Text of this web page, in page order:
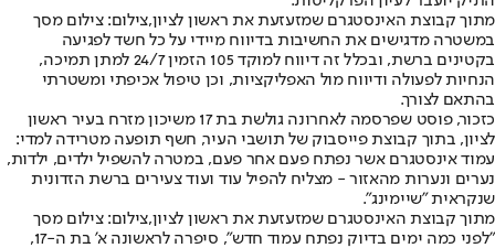
מתוך קבוצת האינסטגרם שמזעזעת את ראשון לציון,צילום: צילום מסך
במשטרה מדגישים את החשיבות בדיווח מיידי על כל חשד לפגיעה
בקטינים ברשת, ובכלל זה דיווח למוקד 105 הזמין 24/7 למתן תמיכה,
הנחיות לפעולה ודיווח מול האפליקציות, וכן טיפול אכיפתי ומשטרתי
בהתאם לצורך.
כזכור, פוסט שפרסמה לאחרונה גולשת בת 17 משיכון מזרח בעיר ראשון
לציון, בתוך קבוצת פייסבוק של תושבי העיר, חשף תופעה מטרידה למדי:
עמוד אינסטגרם אשר נפתח פעם אחר פעם, במטרה להשפיל ילדים, ילדות,
נערים ונערות מהאזור - מצליח להפיל עוד ועוד צעירים ברשת הזדונית
שנקראית "שיימינג".
מתוך קבוצת האינסטגרם שמזעזעת את ראשון לציון,צילום: צילום מסך
"לפני כמה ימים בדיוק נפתח עמוד חדש", סיפרה לראשונה א' בת ה-17,